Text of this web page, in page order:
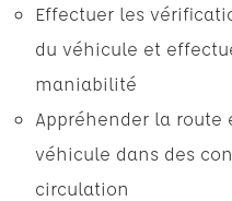
Effectuer les
du véhicule et
maniabilité
Appréhender la
véhicule dans des
circulation